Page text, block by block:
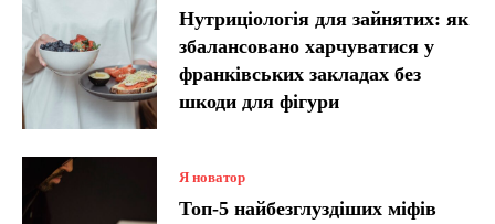
Нутриціологія для зайнятих: як
збалансовано харчуватися у
франківських закладах без
шкоди для фігури
Я новатор
Топ-5 найбезглуздіших міфів